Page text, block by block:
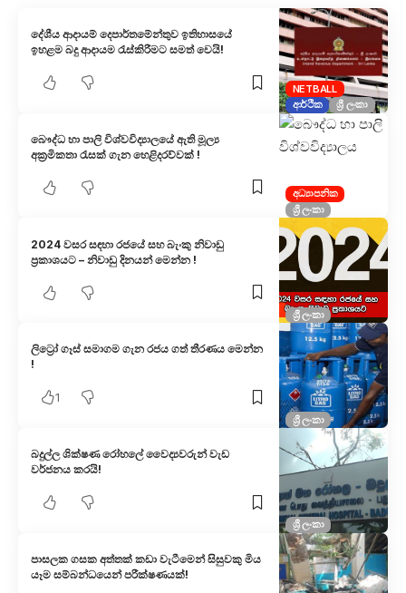
NETBALL
ආර්ථික
ශ්‍රී ලංකා
දේශීය ආදායම් දෙපාර්තමේන්තුව ඉතිහාසයේ
ඉහළම බදු ආදායම රැස්කිරීමට සමත් වෙයි!
අධ්‍යාපනික
ශ්‍රී ලංකා
බෞද්ධ හා පාලි විශ්වවිද්‍යාලයේ ඇති මූල්‍ය
අක්‍රමිකතා රැසක් ගැන හෙළිදරව්වක් !
ශ්‍රී ලංකා
2024 වසර සඳහා රජයේ සහ බැංකු නිවාඩු
ප්‍රකාශයට – නිවාඩු දිනයන් මෙන්න !
ශ්‍රී ලංකා
ලිට්‍රෝ ගෑස් සමාගම ගැන රජය ගත් තීරණය මෙන්න
!
1
ශ්‍රී ලංකා
බදුල්ල ශික්ෂණ රෝහලේ වෛද්‍යවරුන් වැඩ
වර්ජනය කරයි!
පාසල​ක ගසක අත්තක් කඩා වැටීමෙන් සිසුවකු මිය
යෑම සම්බන්ධයෙන් පරීක්ෂණයක්!